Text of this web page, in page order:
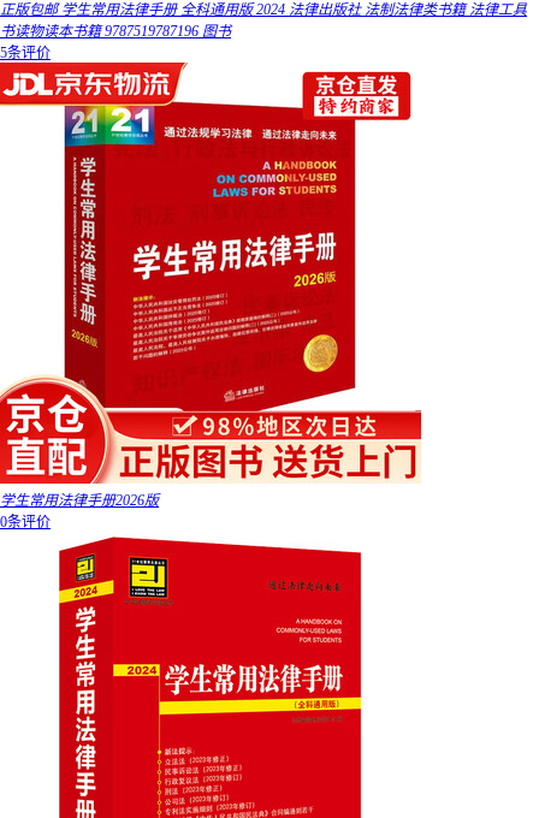
正版包邮 学生常用法律手册 全科通用版 2024 法律出版社 法制法律类书籍 法律工具
书读物读本书籍 9787519787196 图书
5条评价
学生常用法律手册2026版
0条评价